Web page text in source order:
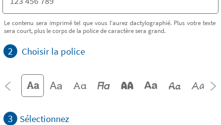
Le contenu sera imprimé tel que vous l'aurez dactylographié. Plus votre texte
sera court, plus le corps de la police de caractère sera grand.
2 Choisir la police
3 Sélectionnez